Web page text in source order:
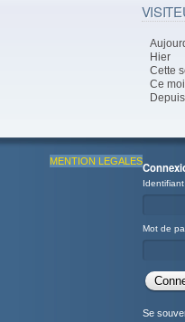
Hier
Cette
Ce
Identifiant
Mot de
Se
MENTION LEGALES